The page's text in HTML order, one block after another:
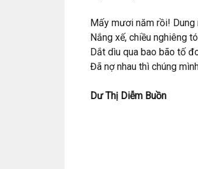
Mấy mươi năm rồi! Dung
Nắng xế, chiều nghiêng
Dắt dìu qua bao bão tố
Đã nợ nhau thì chúng
Dư Thị Diễm Buồn